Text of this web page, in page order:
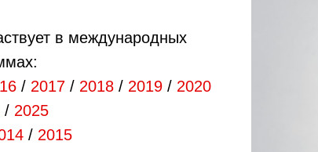
в международных
/ 2017 / 2018 / 2019 / 2020
/ 2025
/ 2015